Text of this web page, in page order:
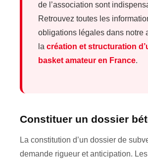
de l’association sont
Retrouvez toutes les
obligations légales dans notre
la création et structuration
basket amateur en France.
Constituer un dossier
La constitution d’un dossier de
demande rigueur et anticipation.